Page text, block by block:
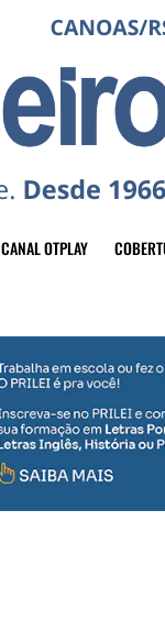
CANAL OTPLAY